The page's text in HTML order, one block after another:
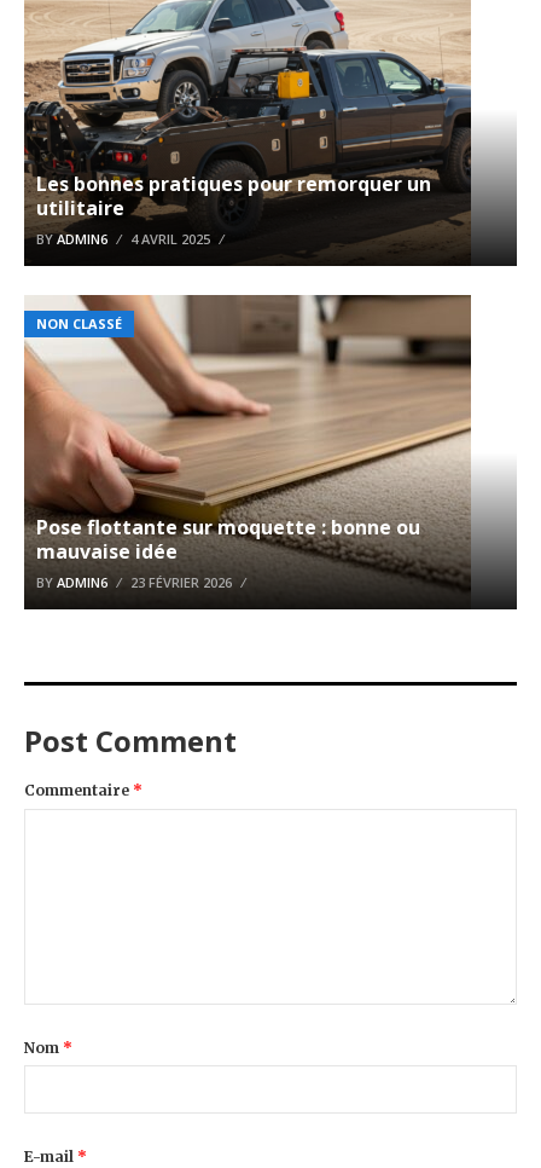
Les bonnes pratiques pour remorquer un
utilitaire
BYADMIN6 4 AVRIL 2025
NON CLASSÉ
Pose flottante sur moquette : bonne ou
mauvaise idée
BY ADMIN6 23 FÉVRIER 2026
Post Comment
Commentaire *
Nom *
E-mail *